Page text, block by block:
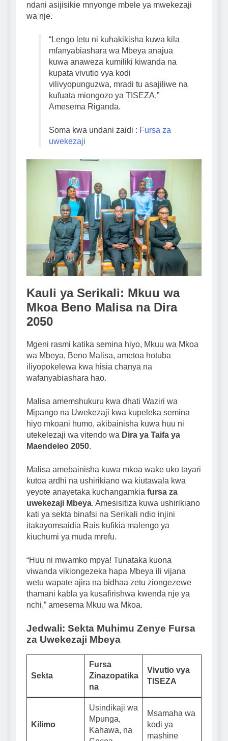
ndani asijisikie mnyonge mbele ya mwekezaji
wa nje.
“Lengo letu ni kuhakikisha kuwa kila
mfanyabiashara wa Mbeya anajua
kuwa anaweza kumiliki kiwanda na
kupata vivutio vya kodi
vilivyopunguzwa, mradi tu asajiliwe na
kufuata miongozo ya TISEZA,”
Amesema Riganda.
Soma kwa undani zaidi : Fursa za
uwekezaji
Kauli ya Serikali: Mkuu wa
Mkoa Beno Malisa na Dira
2050
Mgeni rasmi katika semina hiyo, Mkuu wa Mkoa
wa Mbeya, Beno Malisa, ametoa hotuba
iliyopokelewa kwa hisia chanya na
wafanyabiashara hao.
Malisa amemshukuru kwa dhati Waziri wa
Mipango na Uwekezaji kwa kupeleka semina
hiyo mkoani humo, akibainisha kuwa huu ni
utekelezaji wa vitendo wa Dira ya Taifa ya
Maendeleo 2050.
Malisa amebainisha kuwa mkoa wake uko tayari
kutoa ardhi na ushirikiano wa kiutawala kwa
yeyote anayetaka kuchangamkia fursa za
uwekezaji Mbeya. Amesisitiza kuwa ushirikiano
kati ya sekta binafsi na Serikali ndio injini
itakayomsaidia Rais kufikia malengo ya
kiuchumi ya muda mrefu.
“Huu ni mwamko mpya! Tunataka kuona
viwanda vikiongezeka hapa Mbeya ili vijana
wetu wapate ajira na bidhaa zetu ziongezewe
thamani kabla ya kusafirishwa kwenda nje ya
nchi,” amesema Mkuu wa Mkoa.
Jedwali: Sekta Muhimu Zenye Fursa
za Uwekezaji Mbeya
Sekta
Fursa
Zinazopatika
na
Vivutio vya
TISEZA
Kilimo
Usindikaji wa
Mpunga,
Kahawa, na
Msamaha wa
kodi ya
mashine